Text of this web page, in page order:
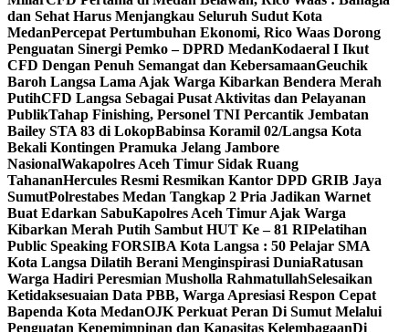
dan Sehat Harus Menjangkau Seluruh Sudut Kota
MedanPercepat Pertumbuhan Ekonomi, Rico Waas Dorong
Penguatan Sinergi Pemko – DPRD MedanKodaeral I Ikut
CFD Dengan Penuh Semangat dan KebersamaanGeuchik
Baroh Langsa Lama Ajak Warga Kibarkan Bendera Merah
PutihCFD Langsa Sebagai Pusat Aktivitas dan Pelayanan
PublikTahap Finishing, Personel TNI Percantik Jembatan
Bailey STA 83 di LokopBabinsa Koramil 02/Langsa Kota
Bekali Kontingen Pramuka Jelang Jambore
NasionalWakapolres Aceh Timur Sidak Ruang
TahananHercules Resmi Resmikan Kantor DPD GRIB Jaya
SumutPolrestabes Medan Tangkap 2 Pria Jadikan Warnet
Buat Edarkan SabuKapolres Aceh Timur Ajak Warga
Kibarkan Merah Putih Sambut HUT Ke – 81 RIPelatihan
Public Speaking FORSIBA Kota Langsa : 50 Pelajar SMA
Kota Langsa Dilatih Berani Menginspirasi DuniaRatusan
Warga Hadiri Peresmian Musholla RahmatullahSelesaikan
Ketidaksesuaian Data PBB, Warga Apresiasi Respon Cepat
Bapenda Kota MedanOJK Perkuat Peran Di Sumut Melalui
Penguatan Kepemimpinan dan Kapasitas KelembagaanDi